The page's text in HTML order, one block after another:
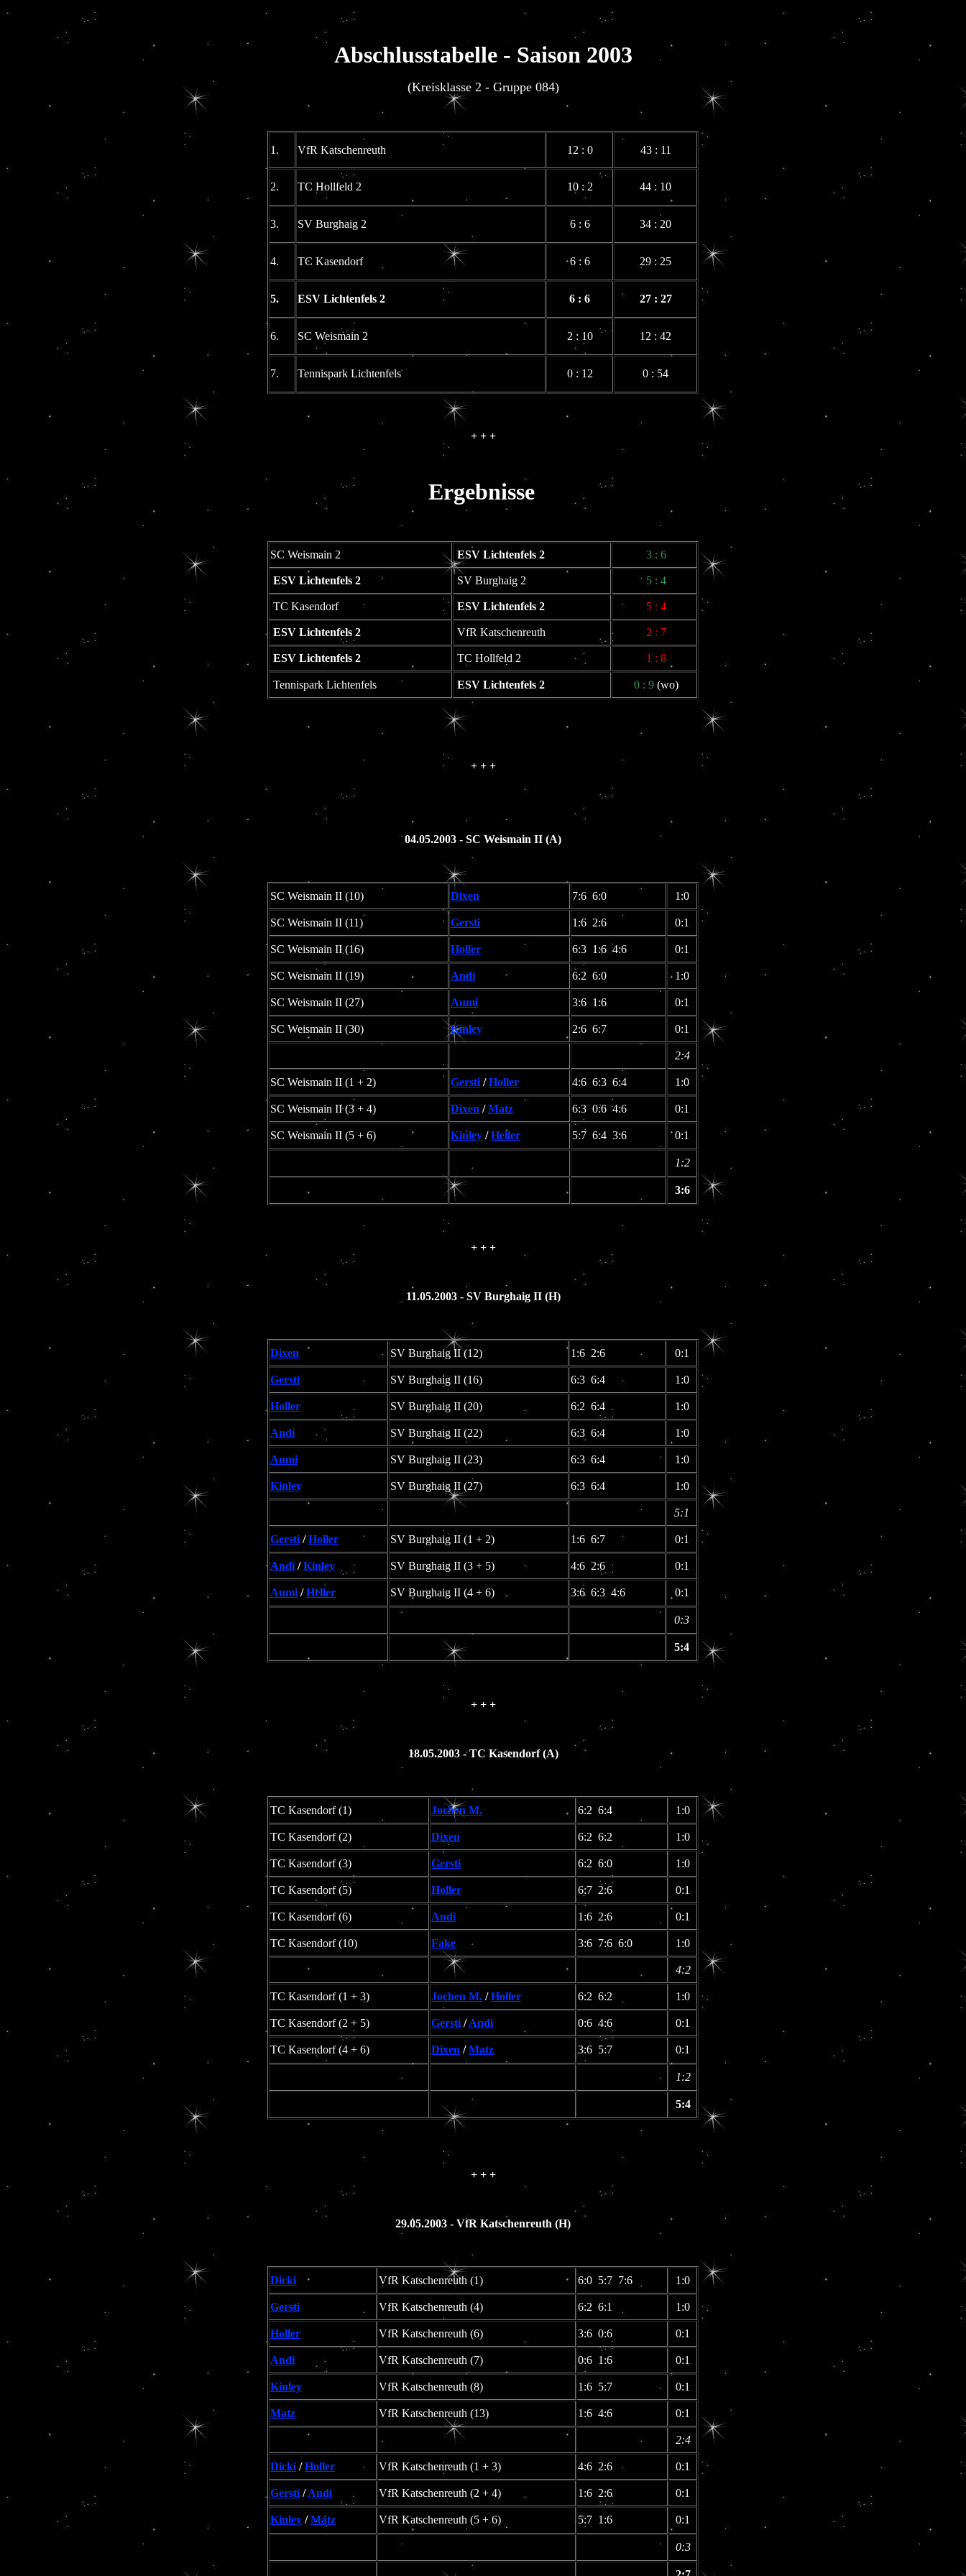
Abschlusstabelle - Saison 2003
(Kreisklasse 2 - Gruppe 084)
1. VfR Katschenreuth 12 : 0 43 : 11
2. TC Hollfeld 2 10 : 2 44 : 10
3. SV Burghaig 2 6 : 6 34 : 20
4. TC Kasendorf 6 : 6 29 : 25
5. ESV Lichtenfels 2 6 : 6 27 : 27
6. SC Weismain 2 2 : 10 12 : 42
7. Tennispark Lichtenfels 0 : 12 0 : 54
+ + +
Ergebnisse
SC Weismain 2 ESV Lichtenfels 2 3 : 6
ESV Lichtenfels 2 SV Burghaig 2 5 : 4
TC Kasendorf ESV Lichtenfels 2 5 : 4
ESV Lichtenfels 2 VfR Katschenreuth 2 : 7
ESV Lichtenfels 2 TC Hollfeld 2 1 : 8
Tennispark Lichtenfels ESV Lichtenfels 2 0 : 9(wo)
+ + +
04.05.2003 - SC Weismain II (A)
SC Weismain II (10) Dixen 7:6 6:0 1:0
SC Weismain II (11) Gersti 1:6 2:6 0:1
SC Weismain II (16) Holler 6:3 1:6 4:6 0:1
SC Weismain II (19) Andi 6:2 6:0 1:0
SC Weismain II (27) Aumi 3:6 1:6 0:1
SC Weismain II (30) Kinley 2:6 6:7 0:1
2:4
SC Weismain II (1 + 2) Gersti /Holler 4:6 6:3 6:4 1:0
SC Weismain II (3 + 4) Dixen /Matz 6:3 0:6 4:6 0:1
SC Weismain II (5 + 6) Kinley /Heller 5:7 6:4 3:6 0:1
1:2
3:6
+ + +
11.05.2003 - SV Burghaig II (H)
Dixen SV Burghaig II (12) 1:6 2:6 0:1
Gersti SV Burghaig II (16) 6:3 6:4 1:0
Holler SV Burghaig II (20) 6:2 6:4 1:0
Andi SV Burghaig II (22) 6:3 6:4 1:0
Aumi SV Burghaig II (23) 6:3 6:4 1:0
Kinley SV Burghaig II (27) 6:3 6:4 1:0
5:1
Gersti /Holler SV Burghaig II (1 + 2) 1:6 6:7 0:1
Andi /Kinley SV Burghaig II (3 + 5) 4:6 2:6 0:1
Aumi /Heller SV Burghaig II (4 + 6) 3:6 6:3 4:6 0:1
0:3
5:4
+ + +
18.05.2003 - TC Kasendorf (A)
TC Kasendorf (1) Jochen M. 6:2 6:4 1:0
TC Kasendorf (2) Dixen 6:2 6:2 1:0
TC Kasendorf (3) Gersti 6:2 6:0 1:0
TC Kasendorf (5) Holler 6:7 2:6 0:1
TC Kasendorf (6) Andi 1:6 2:6 0:1
TC Kasendorf (10) Fake 3:6 7:6 6:0 1:0
4:2
TC Kasendorf (1 + 3) Jochen M. /Holler 6:2 6:2 1:0
TC Kasendorf (2 + 5) Gersti /Andi 0:6 4:6 0:1
TC Kasendorf (4 + 6) Dixen /Matz 3:6 5:7 0:1
1:2
5:4
+ + +
29.05.2003 - VfR Katschenreuth (H)
Dicki VfR Katschenreuth (1) 6:0 5:7 7:6 1:0
Gersti VfR Katschenreuth (4) 6:2 6:1 1:0
Holler VfR Katschenreuth (6) 3:6 0:6 0:1
Andi VfR Katschenreuth (7) 0:6 1:6 0:1
Kinley VfR Katschenreuth (8) 1:6 5:7 0:1
Matz VfR Katschenreuth (13) 1:6 4:6 0:1
2:4
Dicki /Holler VfR Katschenreuth (1 + 3) 4:6 2:6 0:1
Gersti /Andi VfR Katschenreuth (2 + 4) 1:6 2:6 0:1
Kinley /Matz VfR Katschenreuth (5 + 6) 5:7 1:6 0:1
0:3